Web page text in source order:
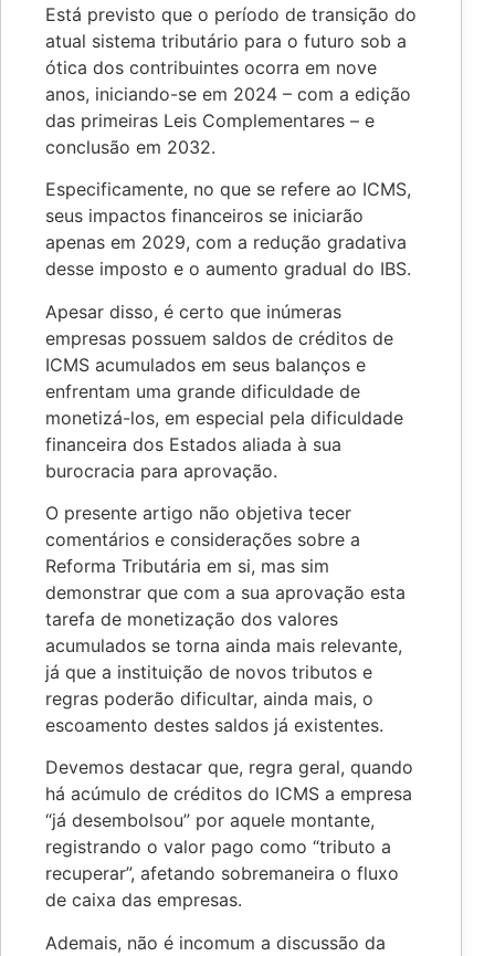
Está previsto que o período de transição do
atual sistema tributário para o futuro sob a
ótica dos contribuintes ocorra em nove
anos, iniciando-se em 2024 – com a edição
das primeiras Leis Complementares – e
conclusão em 2032.
Especificamente, no que se refere ao ICMS,
seus impactos financeiros se iniciarão
apenas em 2029, com a redução gradativa
desse imposto e o aumento gradual do IBS.
Apesar disso, é certo que inúmeras
empresas possuem saldos de créditos de
ICMS acumulados em seus balanços e
enfrentam uma grande dificuldade de
monetizá-los, em especial pela dificuldade
financeira dos Estados aliada à sua
burocracia para aprovação.
O presente artigo não objetiva tecer
comentários e considerações sobre a
Reforma Tributária em si, mas sim
demonstrar que com a sua aprovação esta
tarefa de monetização dos valores
acumulados se torna ainda mais relevante,
já que a instituição de novos tributos e
regras poderão dificultar, ainda mais, o
escoamento destes saldos já existentes.
Devemos destacar que, regra geral, quando
há acúmulo de créditos do ICMS a empresa
“já desembolsou” por aquele montante,
registrando o valor pago como “tributo a
recuperar”, afetando sobremaneira o fluxo
de caixa das empresas.
Ademais, não é incomum a discussão da